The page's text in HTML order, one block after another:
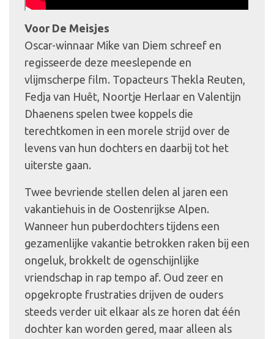
Voor De Meisjes
Oscar-winnaar Mike van Diem schreef en
regisseerde deze meeslepende en
vlijmscherpe film. Topacteurs Thekla Reuten,
Fedja van Huêt, Noortje Herlaar en Valentijn
Dhaenens spelen twee koppels die
terechtkomen in een morele strijd over de
levens van hun dochters en daarbij tot het
uiterste gaan.
Twee bevriende stellen delen al jaren een
vakantiehuis in de Oostenrijkse Alpen.
Wanneer hun puberdochters tijdens een
gezamenlijke vakantie betrokken raken bij een
ongeluk, brokkelt de ogenschijnlijke
vriendschap in rap tempo af. Oud zeer en
opgekropte frustraties drijven de ouders
steeds verder uit elkaar als ze horen dat één
dochter kan worden gered, maar alleen als